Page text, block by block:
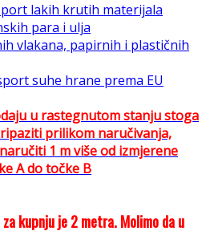
lakih krutih materijala
para i ulja
vlakana, papirnih i plastičnih
suhe hrane prema EU
u rastegnutom stanju stoga
prilikom naručivanja,
1 m više od izmjerene
A do točke B
kupnju je 2 metra. Molimo da u